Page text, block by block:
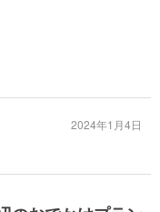
2024年1月4日